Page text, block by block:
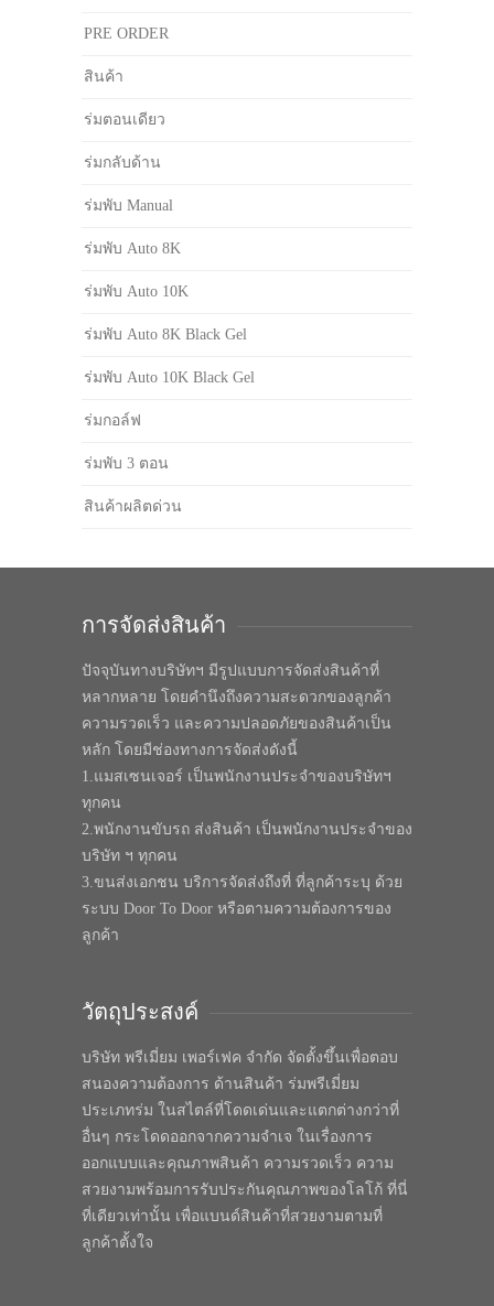
PRE ORDER
สินค้า
ร่มตอนเดียว
ร่มกลับด้าน
ร่มพับ Manual
ร่มพับ Auto 8K
ร่มพับ Auto 10K
ร่มพับ Auto 8K Black Gel
ร่มพับ Auto 10K Black Gel
ร่มกอล์ฟ
ร่มพับ 3 ตอน
สินค้าผลิตด่วน
การจัดส่งสินค้า
ปัจจุบันทางบริษัทฯ มีรูปแบบการจัดส่งสินค้าที่
หลากหลาย โดยคำนึงถึงความสะดวกของลูกค้า
ความรวดเร็ว และความปลอดภัยของสินค้าเป็น
หลัก โดยมีช่องทางการจัดส่งดังนี้
1.แมสเซนเจอร์ เป็นพนักงานประจำของบริษัทฯ
ทุกคน
2.พนักงานขับรถ ส่งสินค้า เป็นพนักงานประจำของ
บริษัท ฯ ทุกคน
3.ขนส่งเอกชน บริการจัดส่งถึงที่ ที่ลูกค้าระบุ ด้วย
ระบบ Door To Door หรือตามความต้องการของ
ลูกค้า
วัตถุประสงค์
บริษัท พรีเมี่ยม เพอร์เฟค จำกัด จัดตั้งขึ้นเพื่อตอบ
สนองความต้องการ ด้านสินค้า ร่มพรีเมี่ยม
ประเภทร่ม ในสไตล์ที่โดดเด่นและแตกต่างกว่าที่
อื่นๆ กระโดดออกจากความจำเจ ในเรื่องการ
ออกแบบและคุณภาพสินค้า ความรวดเร็ว ความ
สวยงามพร้อมการรับประกันคุณภาพของโลโก้ ที่นี่
ที่เดียวเท่านั้น เพื่อแบนด์สินค้าที่สวยงามตามที่
ลูกค้าตั้งใจ